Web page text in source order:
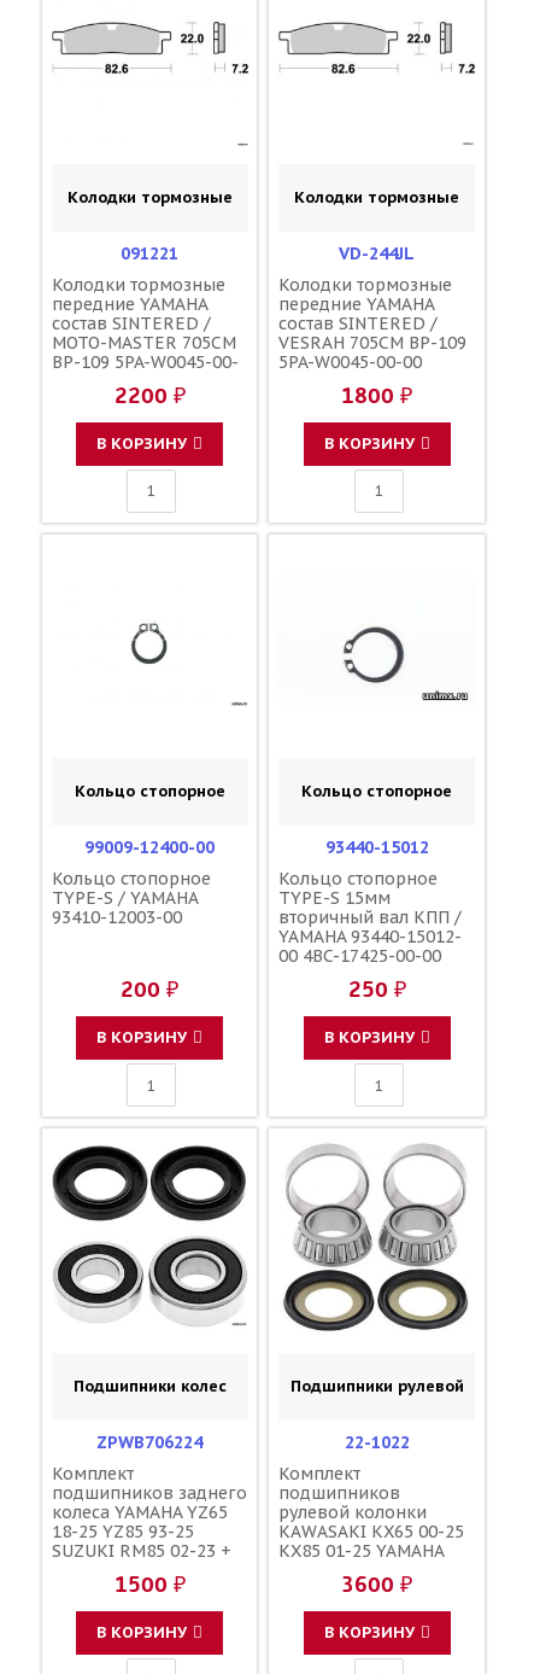
Колодки тормозные
091221
Колодки тормозные
передние YAMAHA
состав SINTERED /
MOTO-MASTER 705CM
BP-109 5PA-W0045-00-
2200 ₽
В КОРЗИНУ
Колодки тормозные
VD-244JL
Колодки тормозные
передние YAMAHA
состав SINTERED /
VESRAH 705CM BP-109
5PA-W0045-00-00
1800 ₽
В КОРЗИНУ
Кольцо стопорное
99009-12400-00
Кольцо стопорное
TYPE-S / YAMAHA
93410-12003-00
200 ₽
В КОРЗИНУ
Кольцо стопорное
93440-15012
Кольцо стопорное
TYPE-S 15мм
вторичный вал КПП /
YAMAHA 93440-15012-
00 4BC-17425-00-00
250 ₽
В КОРЗИНУ
Подшипники колес
ZPWB706224
Комплект
подшипников заднего
колеса YAMAHA YZ65
18-25 YZ85 93-25
SUZUKI RM85 02-23 +
PARTS 25-1168 93306-
00201-00 93306-20203-
00 93102-20009-00
1500 ₽
В КОРЗИНУ
Подшипники рулевой
22-1022
Комплект
подшипников
рулевой колонки
KAWASAKI KX65 00-25
KX85 01-25 YAMAHA
/ ALL BALLS 32005JRRS
92116-1065 93332-
00059-00 93332-00079-
3600 ₽
В КОРЗИНУ